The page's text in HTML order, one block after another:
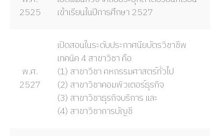
2525
เข้าเรียนในปีการศึกษา 2527
พ.ศ.
2527
เปิดสอนในระดับประกาศนียบัตรวิชาชีพ
เทคนิค 4 สาขาวิชา คือ
(1) สาขาวิชา คหกรรมศาสตร์ทั่วไป
(2) สาขาวิชาคอมพิวเตอร์ธุรกิจ
(3) สาขาวิชาธุรกิจบริการ และ
(4) สาขาวิชาการบัญชี